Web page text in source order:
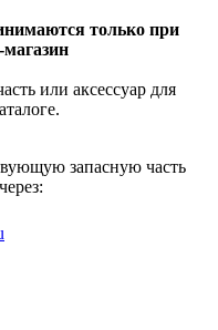
только при
или аксессуар для
запасную часть
через: